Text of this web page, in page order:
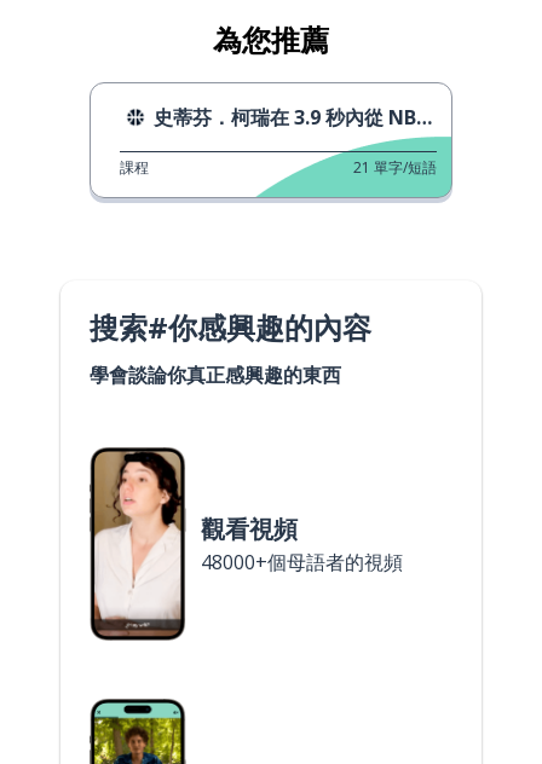
為您推薦
史蒂芬．柯瑞在 3.9 秒內從 NBA 退休
課程 21 單字/短語
搜索#你感興趣的內容
學會談論你真正感興趣的東西
觀看視頻
48000+個母語者的視頻